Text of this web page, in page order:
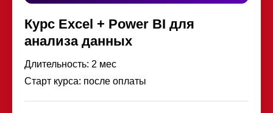
Курс Excel + Power BI для
анализа данных
Длительность: 2 мес
Старт курса: после оплаты